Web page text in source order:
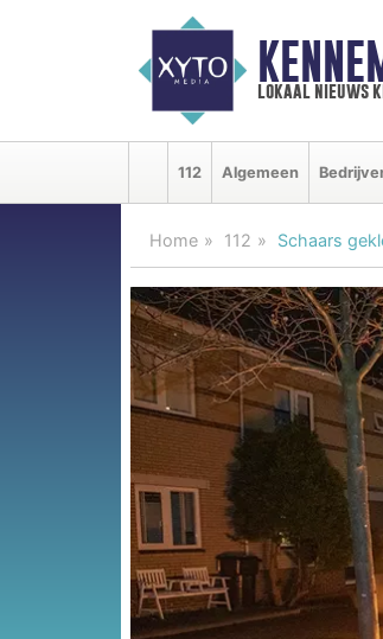
lokaal nieuws
112 Algemeen
Home 112 Schaars